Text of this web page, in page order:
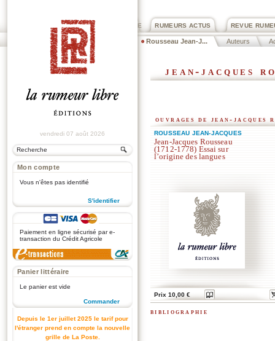
REVUE
RUMEURS ACTUS
PRIX ROGER DEXTRE
Rousseau Jean-J... Auteurs
vendredi 07 août 2026
Mon compte
Vous n'êtes pas identifié
S'identifier
Paiement en ligne sécurisé par e-
transaction du Crédit Agricole
Panier littéraire
Le panier est vide
Commander
Depuis le 1er juillet 2025 le tarif pour
l'étranger prend en compte la nouvelle
grille de La Poste.
jean-jacques
ouvrages de jean-jacques
ROUSSEAU JEAN-JACQUES
Jean-Jacques Rousseau
(1712-1778) Essai sur
l’origine des langues
Prix 10,00 €
bibliographie